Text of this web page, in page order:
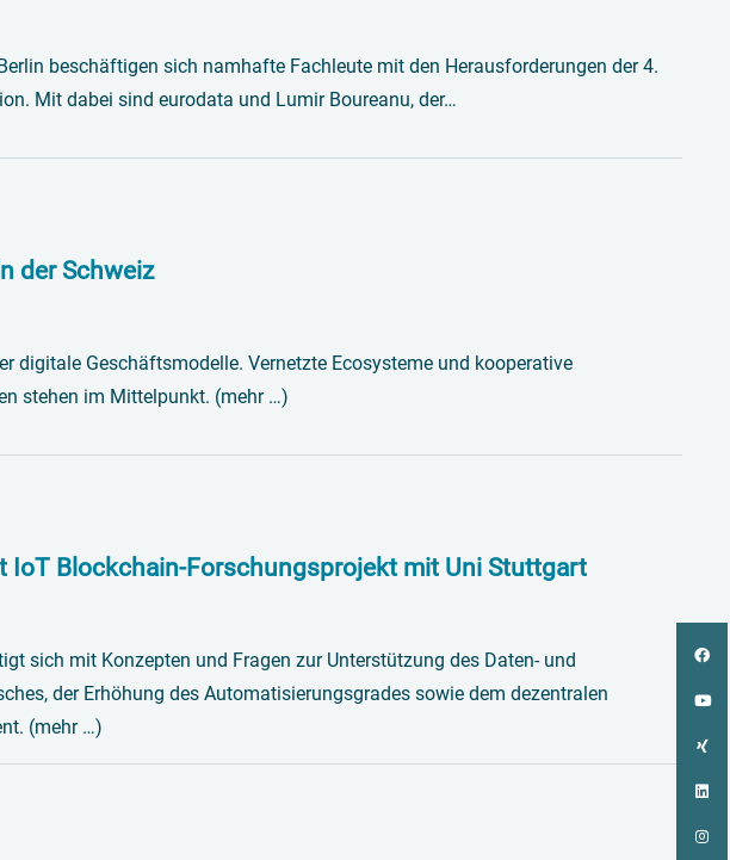
beschäftigen sich namhafte Fachleute mit den Herausforderungen der 4.
Mit dabei sind eurodata und Lumir Boureanu, der…
der Schweiz
digitale Geschäftsmodelle. Vernetzte Ecosysteme und kooperative
stehen im Mittelpunkt. (mehr …)
IoT Blockchain-Forschungsprojekt mit Uni Stuttgart
sich mit Konzepten und Fragen zur Unterstützung des Daten- und
der Erhöhung des Automatisierungsgrades sowie dem dezentralen
(mehr …)